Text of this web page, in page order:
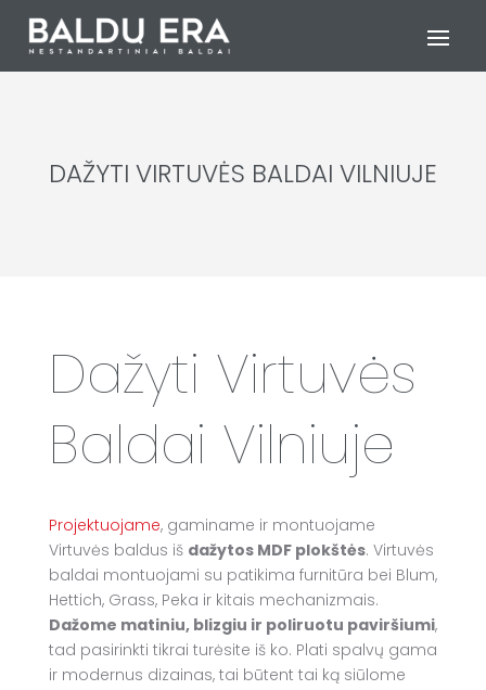
DAŽYTI VIRTUVĖS BALDAI VILNIUJE
Dažyti Virtuvės
Baldai Vilniuje
Projektuojame, gaminame ir montuojame
Virtuvės baldus iš dažytos MDF plokštės. Virtuvės
baldai montuojami su patikima furnitūra bei Blum,
Hettich, Grass, Peka ir kitais mechanizmais.
Dažome matiniu, blizgiu ir poliruotu paviršiumi,
tad pasirinkti tikrai turėsite iš ko. Plati spalvų gama
ir modernus dizainas, tai būtent tai ką siūlome